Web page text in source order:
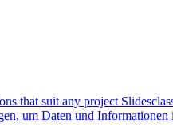
that suit any project
um Daten und